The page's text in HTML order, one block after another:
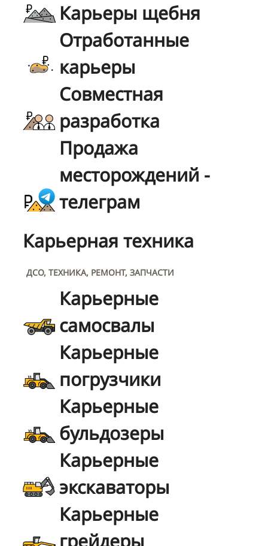
Карьеры щебня
Отработанные
карьеры
Совместная
разработка
Продажа
месторождений -
телеграм
Карьерная техника
ДСО, ТЕХНИКА, РЕМОНТ, ЗАПЧАСТИ
Карьерные
самосвалы
Карьерные
погрузчики
Карьерные
бульдозеры
Карьерные
экскаваторы
Карьерные
грейдеры